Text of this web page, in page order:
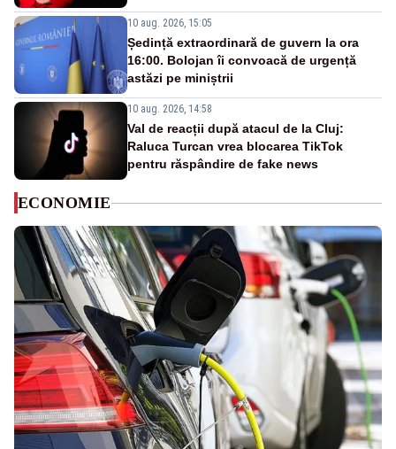
10 aug. 2026, 15:05
Ședință extraordinară de guvern la ora
16:00. Bolojan îi convoacă de urgență
astăzi pe miniștrii
10 aug. 2026, 14:58
Val de reacții după atacul de la Cluj:
Raluca Turcan vrea blocarea TikTok
pentru răspândire de fake news
ECONOMIE